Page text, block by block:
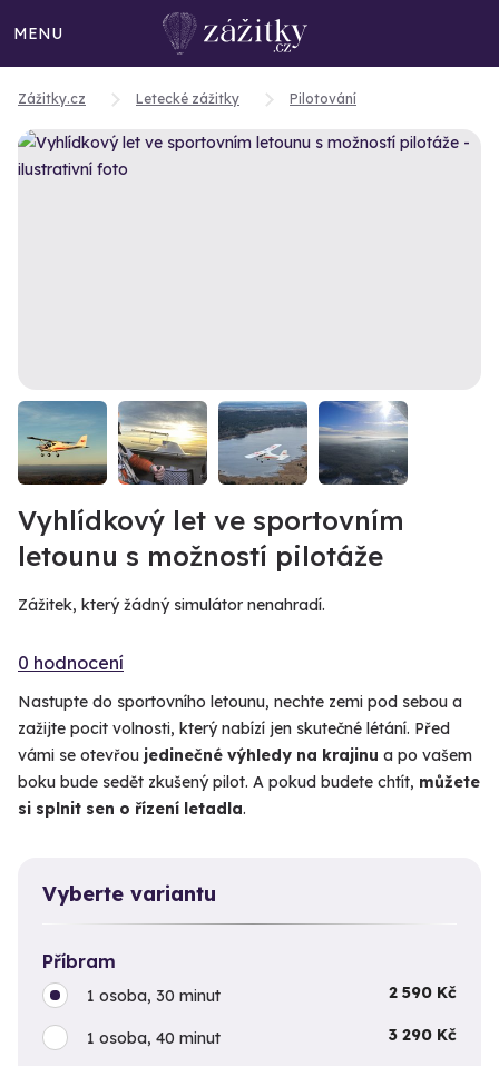
MENU
Zážitky.cz Letecké zážitky Pilotování
Vyhlídkový let ve sportovním
letounu s možností pilotáže
Zážitek, který žádný simulátor nenahradí.
0 hodnocení
Nastupte do sportovního letounu, nechte zemi pod sebou a
zažijte pocit volnosti, který nabízí jen skutečné létání. Před
vámi se otevřou jedinečné výhledy na krajinu a po vašem
boku bude sedět zkušený pilot. A pokud budete chtít, můžete
si splnit sen o řízení letadla.
Vyberte variantu
Příbram
1 osoba, 30 minut 2 590 Kč
1 osoba, 40 minut 3 290 Kč